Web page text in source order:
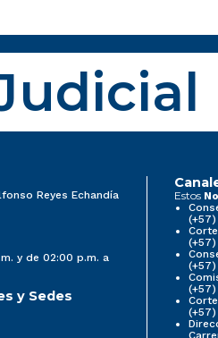
Reyes Echandía
y de 02:00 p.m. a
y Sedes
Estos